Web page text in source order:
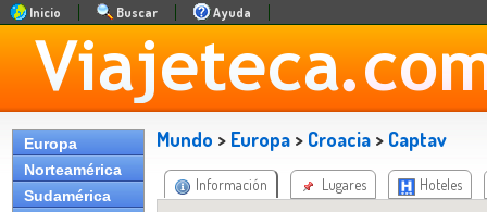
Inicio Buscar Ayuda
Europa
Norteamérica
Sudamérica
Mundo > Europa > Croacia > Captav
Información Lugares Hoteles